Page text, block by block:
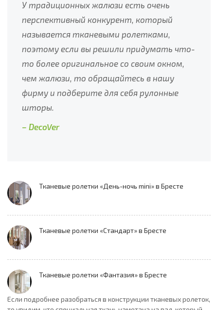
У традиционных жалюзи есть очень
перспективный конкурент, который
называется тканевыми ролетками,
поэтому если вы решили придумать что-
то более оригинальное со своим окном,
чем жалюзи, то обращайтесь в нашу
фирму и подберите для себя рулонные
шторы.
– DecoVer
Тканевые ролетки «День-ночь mini» в Бресте
Тканевые ролетки «Стандарт» в Бресте
Тканевые ролетки «Фантазия» в Бресте
Если подробнее разобраться в конструкции тканевых ролеток,